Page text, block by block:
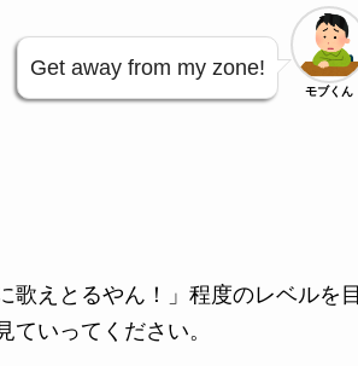
Get away from my zone!
モブくん
歌えとるやん！」程度のレベルを目
いってください。